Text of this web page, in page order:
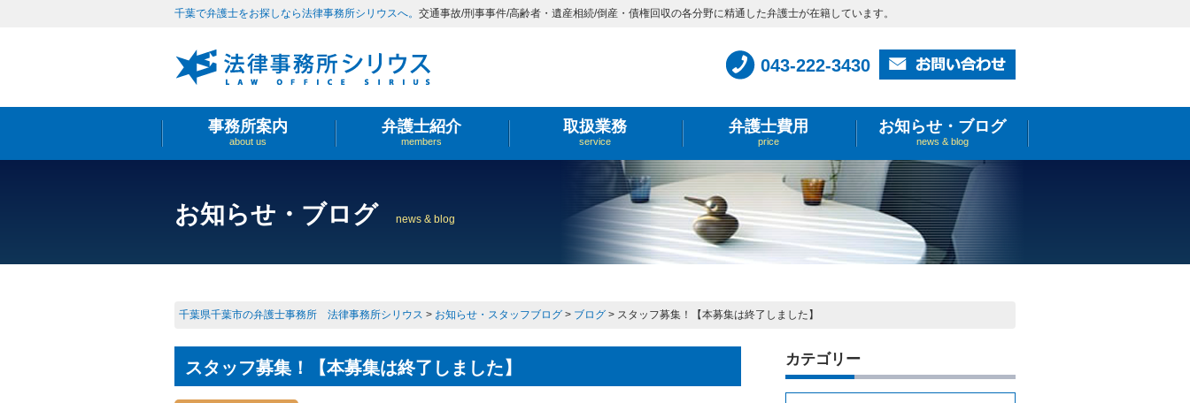
千葉で弁護士をお探しなら法律事務所シリウスへ。 交通事故/刑事事件/高齢者・遺産相続/倒産・債権回収の各分野に精通した弁護士が在籍しています。
043-222-3430
事務所案内
about us
弁護士紹介
members
取扱業務
service
弁護士費用
price
お知らせ・ブログ
news & blog
お知らせ・ブログ news & blog
千葉県千葉市の弁護士事務所 法律事務所シリウス > お知らせ・スタッフブログ > ブログ > スタッフ募集！【本募集は終了しました】
スタッフ募集！【本募集は終了しました】 カテゴリー